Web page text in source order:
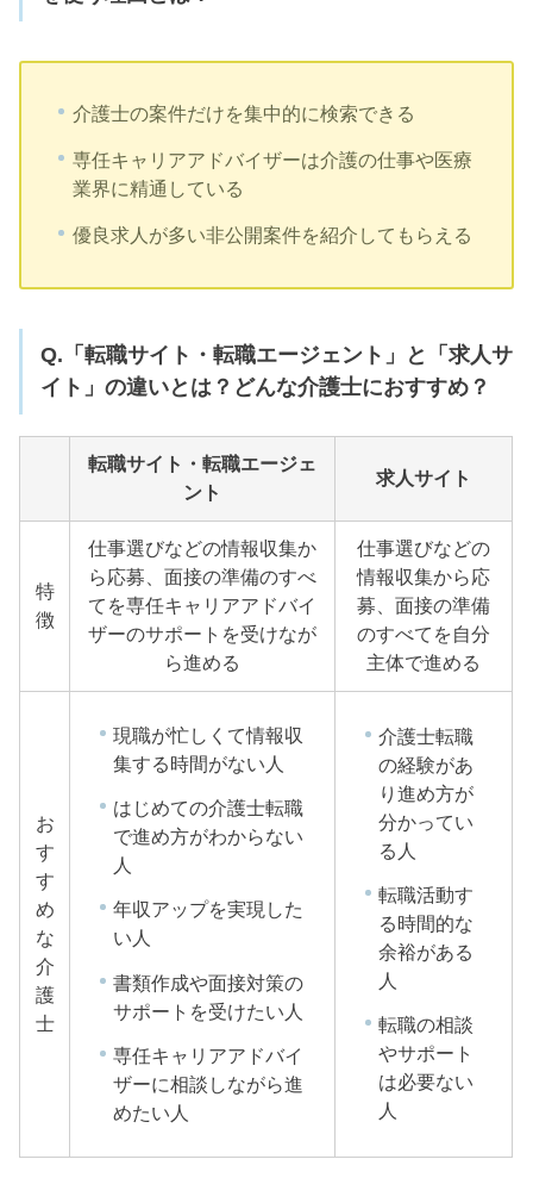
介護士の案件だけを集中的に検索できる
専任キャリアアドバイザーは介護の仕事や医療
業界に精通している
優良求人が多い非公開案件を紹介してもらえる
Q.「転職サイト・転職エージェント」と「求人サ
イト」の違いとは？どんな介護士におすすめ？
転職サイト・転職エージェ
ント
求人サイト
特
徴
仕事選びなどの情報収集か
ら応募、面接の準備のすべ
てを専任キャリアアドバイ
ザーのサポートを受けなが
ら進める
仕事選びなどの
情報収集から応
募、面接の準備
のすべてを自分
主体で進める
お
す
す
め
な
介
護
士
現職が忙しくて情報収
集する時間がない人
はじめての介護士転職
で進め方がわからない
人
年収アップを実現した
い人
書類作成や面接対策の
サポートを受けたい人
専任キャリアアドバイ
ザーに相談しながら進
めたい人
介護士転職
の経験があ
り進め方が
分かってい
る人
転職活動す
る時間的な
余裕がある
人
転職の相談
やサポート
は必要ない
人